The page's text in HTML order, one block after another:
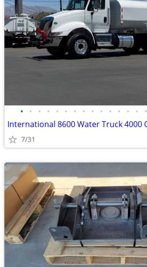
• • • • • • • • • • • • • • •
7/31